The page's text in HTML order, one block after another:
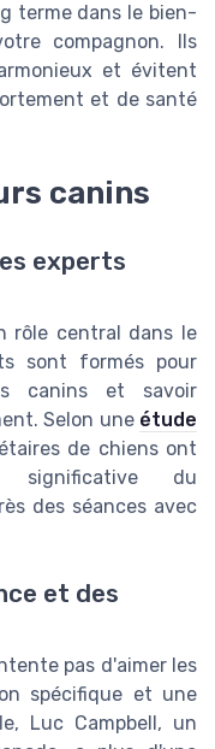
terme dans le bien-
compagnon. Ils
et évitent
et de santé
canins
experts
rôle central dans le
sont formés pour
canins et savoir
Selon une étude
de chiens ont
significative du
des séances avec
et des
pas d'aimer les
spécifique et une
Luc Campbell, un